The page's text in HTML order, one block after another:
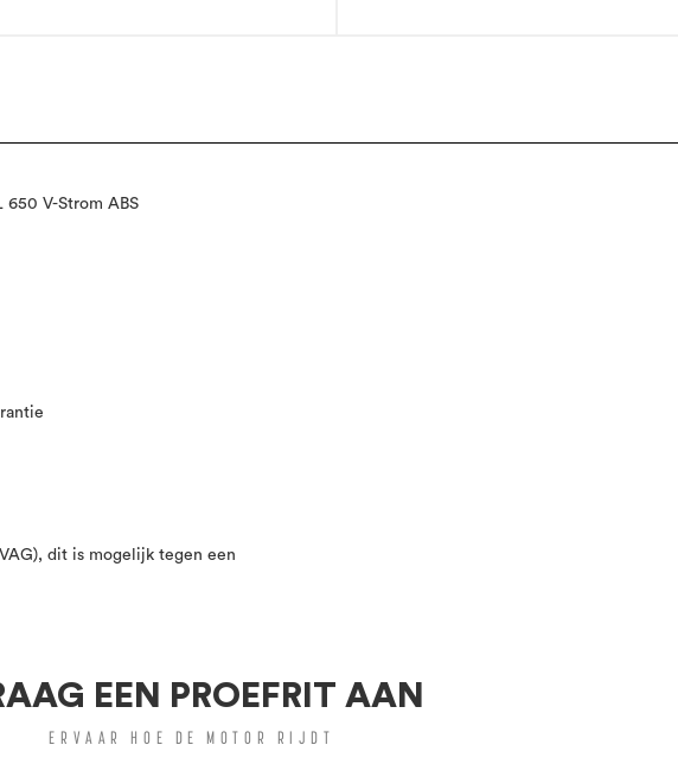
V-Strom ABS
dit is mogelijk tegen een
EEN PROEFRIT AAN
ERVAAR HOE DE MOTOR RIJDT